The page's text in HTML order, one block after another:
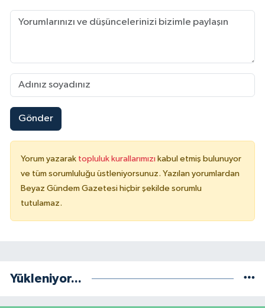
Gönder
Yorum yazarak topluluk kurallarımızı kabul etmiş bulunuyor
ve tüm sorumluluğu üstleniyorsunuz. Yazılan yorumlardan
Beyaz Gündem Gazetesi hiçbir şekilde sorumlu
tutulamaz.
Yükleniyor...